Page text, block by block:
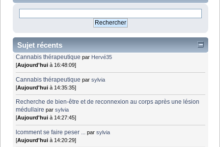
Sujet récents
Cannabis thérapeutique par Hervé35
[Aujourd'hui à 16:48:09]
Cannabis thérapeutique parsylvia
[Aujourd'hui à 14:35:35]
Recherche de bien-être et de reconnexion au corps après une lésion
médullaire parsylvia
[Aujourd'hui à 14:27:45]
lcomment se faire peser ... parsylvia
[Aujourd'hui à 14:20:29]